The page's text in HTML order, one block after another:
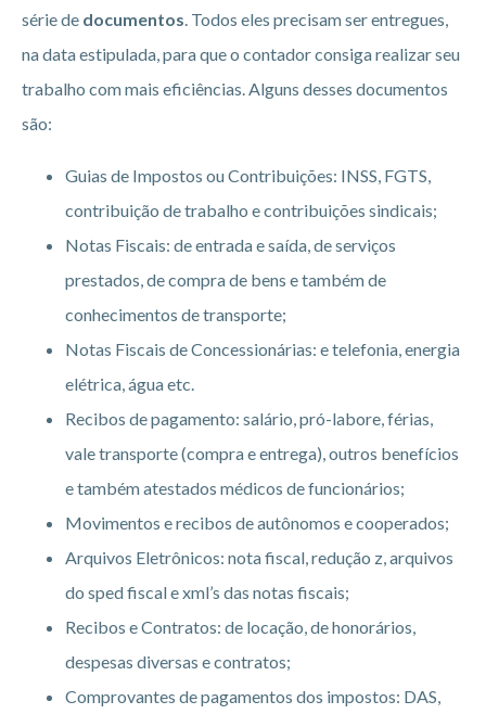
série de documentos. Todos eles precisam ser entregues,
na data estipulada, para que o contador consiga realizar seu
trabalho com mais eficiências. Alguns desses documentos
são:
Guias de Impostos ou Contribuições: INSS, FGTS,
contribuição de trabalho e contribuições sindicais;
Notas Fiscais: de entrada e saída, de serviços
prestados, de compra de bens e também de
conhecimentos de transporte;
Notas Fiscais de Concessionárias: e telefonia, energia
elétrica, água etc.
Recibos de pagamento: salário, pró-labore, férias,
vale transporte (compra e entrega), outros benefícios
e também atestados médicos de funcionários;
Movimentos e recibos de autônomos e cooperados;
Arquivos Eletrônicos: nota fiscal, redução z, arquivos
do sped fiscal e xml’s das notas fiscais;
Recibos e Contratos: de locação, de honorários,
despesas diversas e contratos;
Comprovantes de pagamentos dos impostos: DAS,